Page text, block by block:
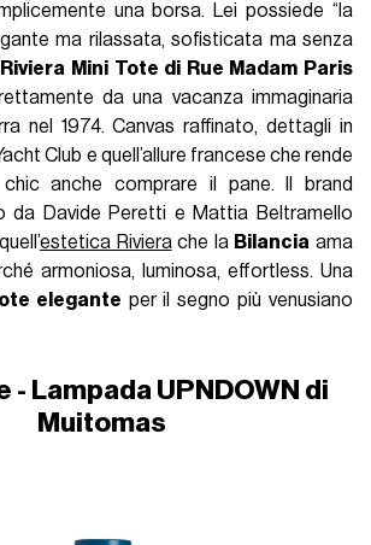
una borsa. Lei possiede “la
ma rilassata, sofisticata ma senza
Riviera Mini Tote di Rue Madam Paris
da una vacanza immaginaria
nel 1974. Canvas raffinato, dettagli in
Club e quell’allure francese che rende
chic anche comprare il pane. Il brand
da Davide Peretti e Mattia Beltramello
estetica Rivierache la Bilancia ama
armoniosa, luminosa, effortless. Una
elegante per il segno più venusiano
- Lampada UPNDOWN di
Muitomas